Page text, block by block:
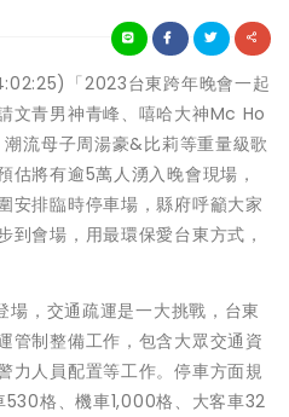
「2023台東跨年晚會一起
文青男神青峰、嘻哈大神Mc Ho
流母子周湯豪&比莉等重量級歌
估將有逾5萬人湧入晚會現場，
安排臨時停車場，縣府呼籲大家
到會場，用最環保愛台東方式，
場，交通疏運是一大挑戰，台東
管制整備工作，包含大眾交通資
力人員配置等工作。停車方面規
格、機車1,000格、大客車32